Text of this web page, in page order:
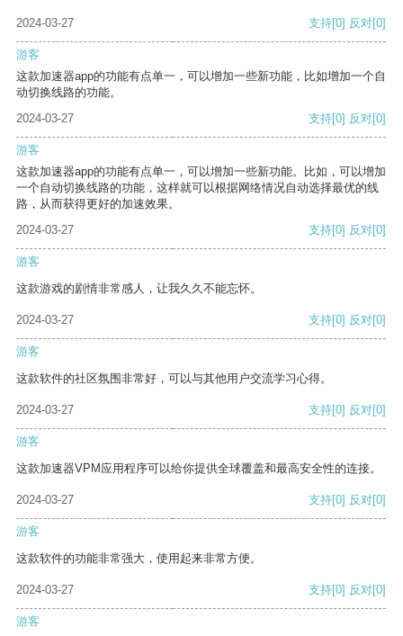
2024-03-27 支持[0] 反对[0]
游客
这款加速器app的功能有点单一，可以增加一些新功能，比如增加一个自
动切换线路的功能。
2024-03-27
支持[0] 反对[0]
游客
这款加速器app的功能有点单一，可以增加一些新功能。比如，可以增加
一个自动切换线路的功能，这样就可以根据网络情况自动选择最优的线
路，从而获得更好的加速效果。
2024-03-27
支持[0] 反对[0]
游客
这款游戏的剧情非常感人，让我久久不能忘怀。
2024-03-27 支持[0] 反对[0]
游客
这款软件的社区氛围非常好，可以与其他用户交流学习心得。
2024-03-27 支持[0] 反对[0]
游客
这款加速器VPM应用程序可以给你提供全球覆盖和最高安全性的连接。
2024-03-27 支持[0] 反对[0]
游客
这款软件的功能非常强大，使用起来非常方便。
2024-03-27 支持[0] 反对[0]
游客